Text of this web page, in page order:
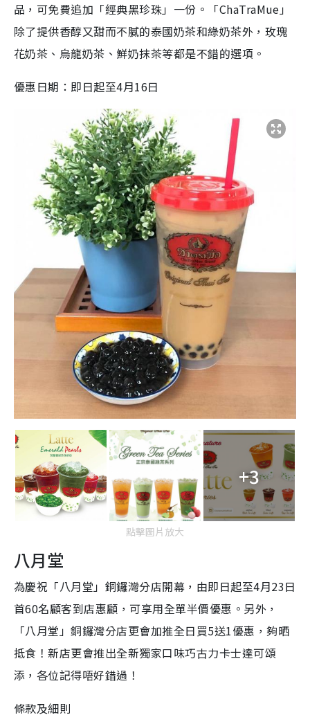
品，可免費追加「經典黑珍珠」一份。「ChaTraMue」
除了提供香醇又甜而不膩的泰國奶茶和綠奶茶外，玫瑰
花奶茶、烏龍奶茶、鮮奶抹茶等都是不錯的選項。
優惠日期：即日起至4月16日
+3
點擊圖片放大
八月堂
為慶祝「八月堂」銅鑼灣分店開幕，由即日起至4月23日
首60名顧客到店惠顧，可享用全單半價優惠。另外，
「八月堂」銅鑼灣分店更會加推全日買5送1優惠，夠晒
抵食！新店更會推出全新獨家口味巧古力卡士達可頌
添，各位記得唔好錯過！
條款及細則